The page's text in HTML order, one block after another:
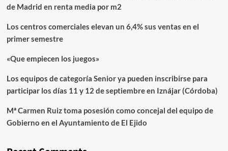
de Madrid en renta media por m2
Los centros comerciales elevan un 6,4% sus ventas en el
primer semestre
«Que empiecen los juegos»
Los equipos de categoría Senior ya pueden inscribirse para
participar los días 11 y 12 de septiembre en Iznájar (Córdoba)
Mª Carmen Ruiz toma posesión como concejal del equipo de
Gobierno en el Ayuntamiento de El Ejido